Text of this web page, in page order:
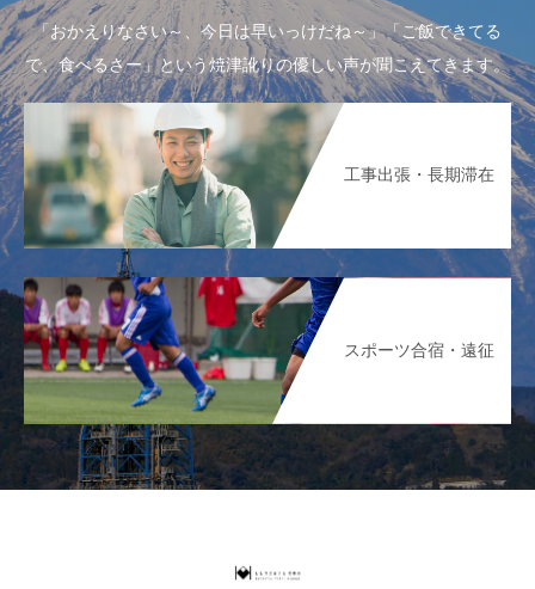
「おかえりなさい～、今日は早いっけだね～」「ご飯できてる
で、食べるさー」という焼津訛りの優しい声が聞こえてきます。
工事出張・長期滞在
スポーツ合宿・遠征